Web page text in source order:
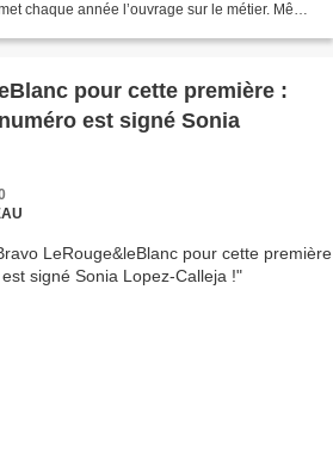
chaque année l’ouvrage sur le métier. Même
pour cette première :
est signé Sonia